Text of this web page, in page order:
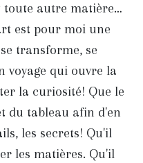
toute autre matière…
est pour moi une
transforme, se
voyage qui ouvre la
la curiosité! Que le
du tableau afin d'en
les secrets! Qu'il
les matières. Qu'il